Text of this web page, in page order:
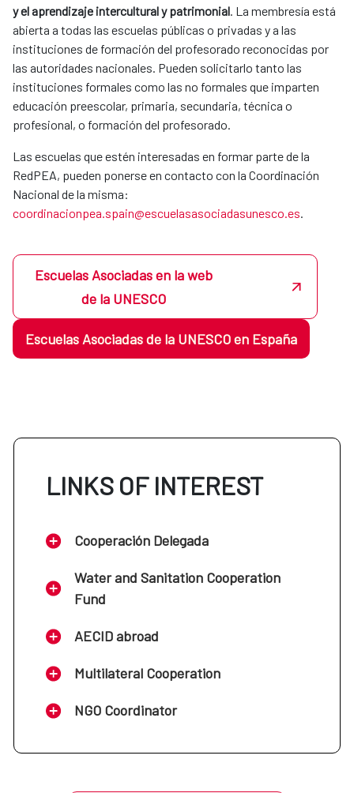
y el aprendizaje intercultural y patrimonial. La membresía está
abierta a todas las escuelas públicas o privadas y a las
instituciones de formación del profesorado reconocidas por
las autoridades nacionales. Pueden solicitarlo tanto las
instituciones formales como las no formales que imparten
educación preescolar, primaria, secundaria, técnica o
profesional, o formación del profesorado.
Las escuelas que estén interesadas en formar parte de la
RedPEA, pueden ponerse en contacto con la Coordinación
Nacional de la misma:
coordinacionpea.spain@escuelasasociadasunesco.es.
Escuelas Asociadas en la web
de la UNESCO
Escuelas Asociadas de la UNESCO en España
LINKS OF INTEREST
Cooperación Delegada
Water and Sanitation Cooperation
Fund
AECID abroad
Multilateral Cooperation
NGO Coordinator